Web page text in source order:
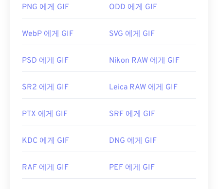
다. 또한 GIF는 iPhone과 iPad를 포함한 Apple 모바
리 사용됩니다.
우저, 운영 체제에서 쉽게 열 수 있습니다. 편집 목적
으로 GIF를 열려면
과 같은 애플
Photos, Adobe Photoshop Elements, Roxio
macOS에서는 Adobe Illustrator를포함한 Adobe 이
PNG 에게 GIF ODD 에게 GIF
WebP 에게 GIF SVG 에게 GIF
PSD 에게 GIF Nikon RAW 에게 GIF
SR2 에게 GIF Leica RAW 에게 GIF
PTX 에게 GIF SRF 에게 GIF
KDC 에게 GIF DNG 에게 GIF
RAF 에게 GIF PEF 에게 GIF